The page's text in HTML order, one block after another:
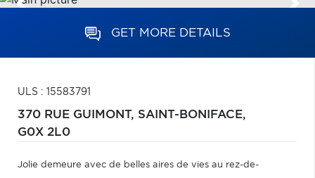
GET MORE DETAILS
ULS : 15583791
370 RUE GUIMONT, SAINT-BONIFACE,
G0X 2L0
Jolie demeure avec de belles aires de vies au rez-de-